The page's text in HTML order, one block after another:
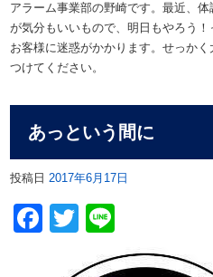
アラーム事業部の野崎です。最近、
が気分もいいもので、明日もやろう
お客様に迷惑がかかります。せっか
つけてください。
あっという間に
投稿日 2017年6月17日
Facebook
Twitter